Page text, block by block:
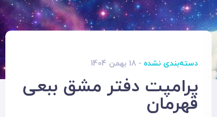
دسته‌بندی نشده - 18 بهمن 1404
پرامپت دفتر مشق ببعی
قهرمان